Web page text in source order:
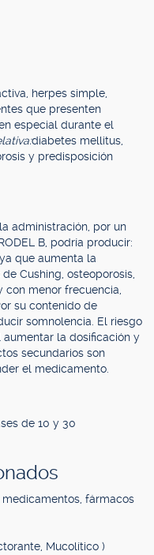
herpes simple,
que presenten
especial durante el
diabetes mellitus,
y predisposición
administración, por un
B, podría producir:
que aumenta la
Cushing, osteoporosis,
menor frecuencia,
su contenido de
somnolencia. El riesgo
la dosificación y
secundarios son
el medicamento.
de 10 y 30
fármacos
Mucolítico )